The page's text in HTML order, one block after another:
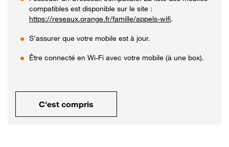
compatibles est disponible sur le site :
https://reseaux.orange.fr/famille/appels-wifi.
S'assurer que votre mobile est à jour.
Être connecté en Wi-Fi avec votre mobile (à une box).
C'est compris